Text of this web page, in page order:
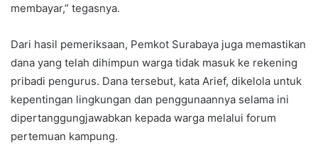
membayar,” tegasnya.
Dari hasil pemeriksaan, Pemkot Surabaya juga memastikan
dana yang telah dihimpun warga tidak masuk ke rekening
pribadi pengurus. Dana tersebut, kata Arief, dikelola untuk
kepentingan lingkungan dan penggunaannya selama ini
dipertanggungjawabkan kepada warga melalui forum
pertemuan kampung.